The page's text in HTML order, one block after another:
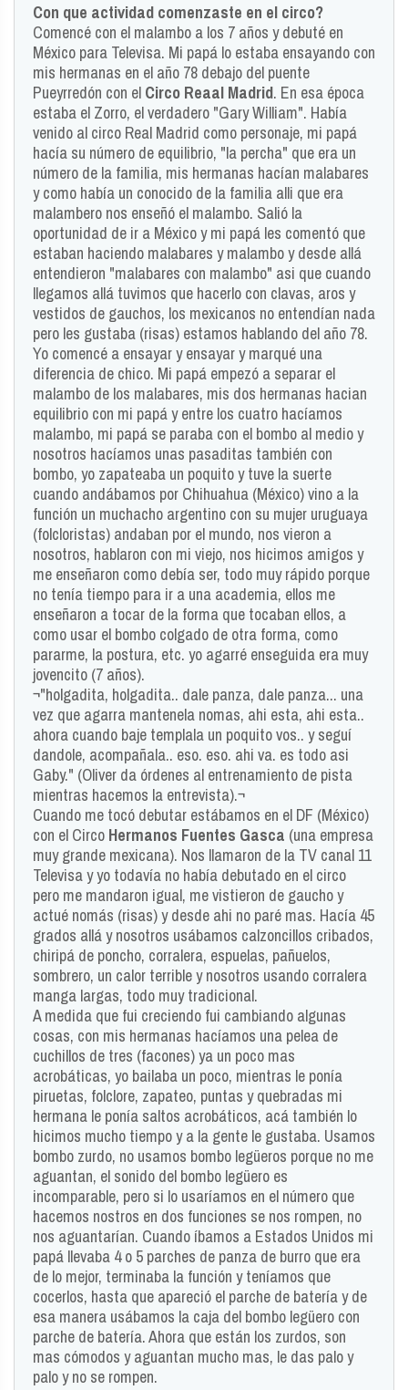
Con que actividad comenzaste en el circo?
Comencé con el malambo a los 7 años y debuté en
México para Televisa. Mi papá lo estaba ensayando con
mis hermanas en el año 78 debajo del puente
Pueyrredón con el Circo Reaal Madrid. En esa época
estaba el Zorro, el verdadero "Gary William". Había
venido al circo Real Madrid como personaje, mi papá
hacía su número de equilibrio, "la percha" que era un
número de la familia, mis hermanas hacían malabares
y como había un conocido de la familia alli que era
malambero nos enseñó el malambo. Salió la
oportunidad de ir a México y mi papá les comentó que
estaban haciendo malabares y malambo y desde allá
entendieron "malabares con malambo" asi que cuando
llegamos allá tuvimos que hacerlo con clavas, aros y
vestidos de gauchos, los mexicanos no entendían nada
pero les gustaba (risas) estamos hablando del año 78.
Yo comencé a ensayar y ensayar y marqué una
diferencia de chico. Mi papá empezó a separar el
malambo de los malabares, mis dos hermanas hacian
equilibrio con mi papá y entre los cuatro hacíamos
malambo, mi papá se paraba con el bombo al medio y
nosotros hacíamos unas pasaditas también con
bombo, yo zapateaba un poquito y tuve la suerte
cuando andábamos por Chihuahua (México) vino a la
función un muchacho argentino con su mujer uruguaya
(folcloristas) andaban por el mundo, nos vieron a
nosotros, hablaron con mi viejo, nos hicimos amigos y
me enseñaron como debía ser, todo muy rápido porque
no tenía tiempo para ir a una academia, ellos me
enseñaron a tocar de la forma que tocaban ellos, a
como usar el bombo colgado de otra forma, como
pararme, la postura, etc. yo agarré enseguida era muy
jovencito (7 años).
¬"holgadita, holgadita.. dale panza, dale panza... una
vez que agarra mantenela nomas, ahi esta, ahi esta..
ahora cuando baje templala un poquito vos.. y seguí
dandole, acompañala.. eso. eso. ahi va. es todo asi
Gaby." (Oliver da órdenes al entrenamiento de pista
mientras hacemos la entrevista).¬
Cuando me tocó debutar estábamos en el DF (México)
con el Circo Hermanos Fuentes Gasca (una empresa
muy grande mexicana). Nos llamaron de la TV canal 11
Televisa y yo todavía no había debutado en el circo
pero me mandaron igual, me vistieron de gaucho y
actué nomás (risas) y desde ahi no paré mas. Hacía 45
grados allá y nosotros usábamos calzoncillos cribados,
chiripá de poncho, corralera, espuelas, pañuelos,
sombrero, un calor terrible y nosotros usando corralera
manga largas, todo muy tradicional.
A medida que fui creciendo fui cambiando algunas
cosas, con mis hermanas hacíamos una pelea de
cuchillos de tres (facones) ya un poco mas
acrobáticas, yo bailaba un poco, mientras le ponía
piruetas, folclore, zapateo, puntas y quebradas mi
hermana le ponía saltos acrobáticos, acá también lo
hicimos mucho tiempo y a la gente le gustaba. Usamos
bombo zurdo, no usamos bombo legüeros porque no me
aguantan, el sonido del bombo legüero es
incomparable, pero si lo usaríamos en el número que
hacemos nostros en dos funciones se nos rompen, no
nos aguantarían. Cuando íbamos a Estados Unidos mi
papá llevaba 4 o 5 parches de panza de burro que era
de lo mejor, terminaba la función y teníamos que
cocerlos, hasta que apareció el parche de batería y de
esa manera usábamos la caja del bombo legüero con
parche de batería. Ahora que están los zurdos, son
mas cómodos y aguantan mucho mas, le das palo y
palo y no se rompen.